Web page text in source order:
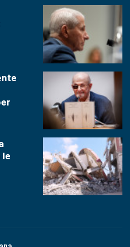
le